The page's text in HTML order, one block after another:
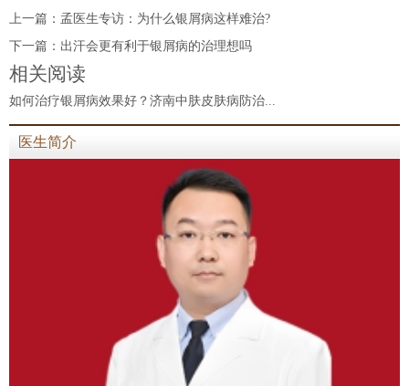
上一篇： 孟医生专访：为什么银屑病这样难治?
下一篇： 出汗会更有利于银屑病的治理想吗
相关阅读
如何治疗银屑病效果好？济南中肤皮肤病防治...
医生简介